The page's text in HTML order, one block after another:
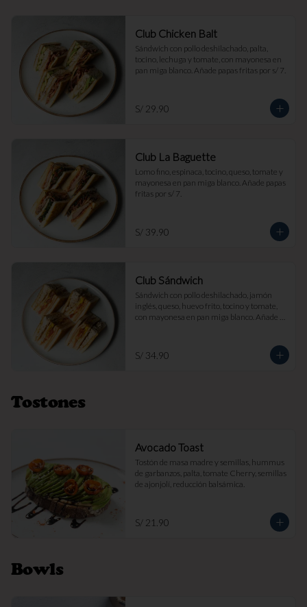
Club Chicken Balt
Sándwich con pollo deshilachado, palta,
tocino, lechuga y tomate, con mayonesa en
pan miga blanco. Añade papas fritas por s/ 7.
S/ 29.90
Club La Baguette
Lomo fino, espinaca, tocino, queso, tomate y
mayonesa en pan miga blanco. Añade papas
fritas por s/ 7.
S/ 39.90
Club Sándwich
Sándwich con pollo deshilachado, jamón
inglés, queso, huevo frito, tocino y tomate,
con mayonesa en pan miga blanco. Añade
S/ 34.90
Tostones
Avocado Toast
Tostón de masa madre y semillas, hummus
de garbanzos, palta, tomate Cherry, semillas
de ajonjolí, reducción balsámica.
S/ 21.90
Bowls